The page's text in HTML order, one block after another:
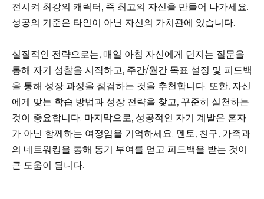
전시켜 최강의 캐릭터, 즉 최고의 자신을 만들어 나가세요.
성공의 기준은 타인이 아닌 자신의 가치관에 있습니다.
실질적인 전략으로는, 매일 아침 자신에게 던지는 질문을
통해 자기 성찰을 시작하고, 주간/월간 목표 설정 및 피드백
을 통해 성장 과정을 점검하는 것을 추천합니다. 또한, 자신
에게 맞는 학습 방법과 성장 전략을 찾고, 꾸준히 실천하는
것이 중요합니다. 마지막으로, 성공적인 자기 계발은 혼자
가 아닌 함께하는 여정임을 기억하세요. 멘토, 친구, 가족과
의 네트워킹을 통해 동기 부여를 얻고 피드백을 받는 것이
큰 도움이 됩니다.